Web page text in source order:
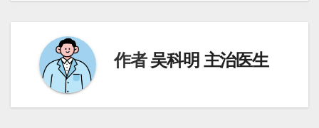
航
作者吴科明 主治医生